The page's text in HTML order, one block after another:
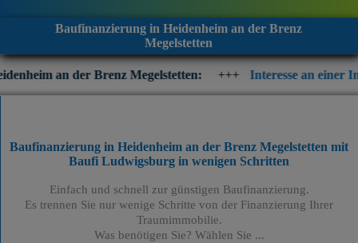
Baufinanzierung in Heidenheim an der Brenz
Megelstetten
Brenz Megelstetten: +++ Interesse an einer
Baufinanzierung in Heidenheim an der Brenz Megelstetten mit
Baufi Ludwigsburg in wenigen Schritten
Einfach und schnell zur günstigen Baufinanzierung.
Es trennen Sie nur wenige Schritte von der Finanzierung Ihrer
Traumimmobilie.
Was benötigen Sie? Wählen Sie ...